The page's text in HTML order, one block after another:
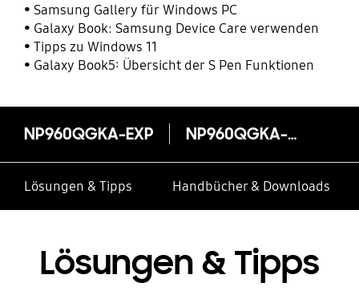
Samsung Gallery für Windows PC
Galaxy Book: Samsung Device Care verwenden
Tipps zu Windows 11
Galaxy Book5: Übersicht der S Pen Funktionen
NP960QGKA-EXP NP960QGKA-EXP
Lösungen & Tipps Handbücher & Downloads
Lösungen & Tipps